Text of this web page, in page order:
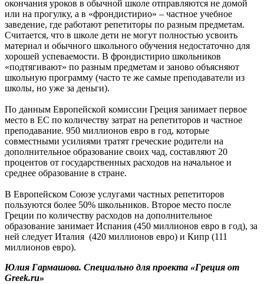
окончания уроков в обычной школе отправляются не домой
или на прогулку, а в «фрондистирио» – частное учебное
заведение, где работают репетиторы по разным предметам.
Считается, что в школе дети не могут полностью усвоить
материал и обычного школьного обучения недостаточно для
хорошей успеваемости. В фрондистирио школьников
«подтягивают» по разным предметам и заново объясняют
школьную программу (часто те же самые преподаватели из
школы, но уже за деньги).
По данным Европейской комиссии Греция занимает первое
место в ЕС по количеству затрат на репетиторов и частное
преподавание. 950 миллионов евро в год, которые
совместными усилиями тратят греческие родители на
дополнительное образование своих чад, составляют 20
процентов от государственных расходов на начальное и
среднее образование в стране.
В Европейском Союзе услугами частных репетиторов
пользуются более 50% школьников. Второе место после
Греции по количеству расходов на дополнительное
образование занимает Испания (450 миллионов евро в год), за
ней следует Италия (420 миллионов евро) и Кипр (111
миллионов евро).
Юлия Гармашова. Специально для проекта «Греция от
Greek.ru»